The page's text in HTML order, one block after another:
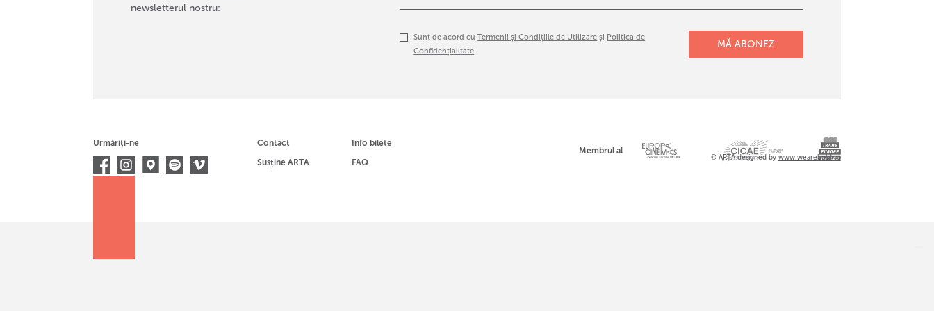
newsletterul nostru:
Sunt de acord cuTermenii și Condițiile de Utilizare și Politica de
Confidențialitate
Urmăriți-ne
Contact
Susține ARTA
Info bilete
FAQ
Membrul al
© ARTA designed by www.wearebold.ro